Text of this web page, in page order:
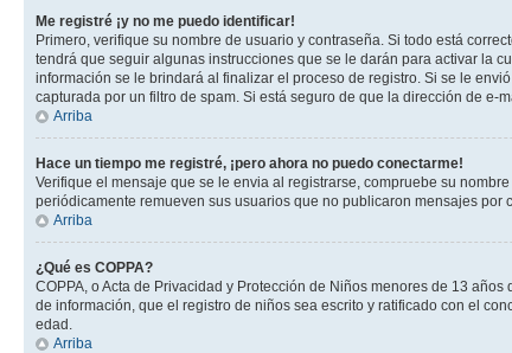
Me registré ¡y no me puedo identificar!
Primero, verifique su nombre de usuario y contraseña. Si todo está
tendrá que seguir algunas instrucciones que se le darán para activar la
información se le brindará al finalizar el proceso de registro. Si se le
capturada por un filtro de spam. Si está seguro de que la dirección de
Arriba
Hace un tiempo me registré, ¡pero ahora no puedo conectarme!
Verifique el mensaje que se le envia al registrarse, compruebe su
periódicamente remueven sus usuarios que no publicaron mensajes
Arriba
¿Qué es COPPA?
COPPA, o Acta de Privacidad y Protección de Niños menores de 13
de información, que el registro de niños sea escrito y ratificado con el
edad.
Arriba